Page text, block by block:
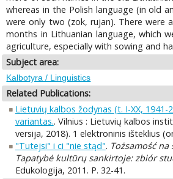
whereas in the Polish language (in old
were only two (zok, rujan). There were
months in Lithuanian language, which
agriculture, especially with sowing and
Subject area:
Kalbotyra / Linguistics
Related Publications:
Lietuvių kalbos žodynas (t. I-XX, 1941-
variantas.. Vilnius : Lietuvių kalbos
versija, 2018). 1 elektroninis išteklius
"Tutejsi" i ci "nie stąd". Tożsamość
Tapatybė kultūrų sankirtoje: zbiór
Edukologija, 2011. P. 32-41.